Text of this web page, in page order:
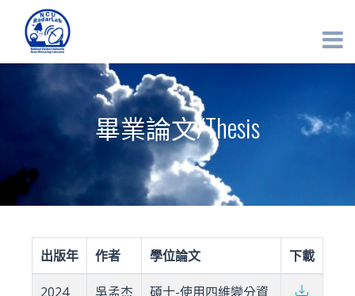
畢業論文/Thesis
出版年 作者 學位論文 下載
2024 吳孟杰
碩士-使用四維變分資